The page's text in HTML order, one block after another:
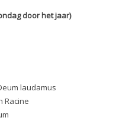
door het jaar)
laudamus
Racine